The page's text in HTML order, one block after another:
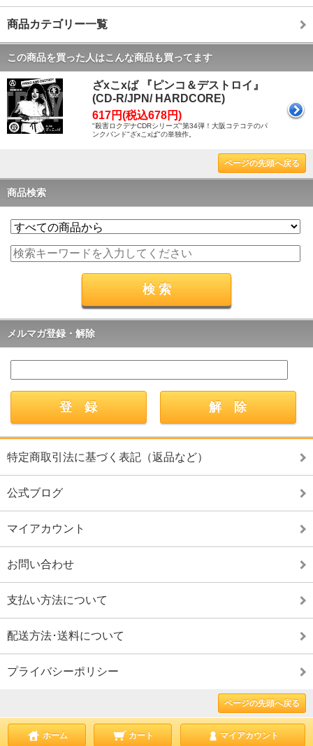
商品カテゴリー一覧
この商品を買った人はこんな商品も買ってます
ざxこxば 『ピンコ＆デストロイ』
(CD-R/JPN/ HARDCORE)
617円(税込678円)
"殺害ロクデナCDRシリーズ"第34弾！大阪コテコテのパ
ンクバンド"ざxこxば"の単独作。
ページの先頭へ戻る
商品検索
メルマガ登録・解除
特定商取引法に基づく表記（返品など）
公式ブログ
マイアカウント
お問い合わせ
支払い方法について
配送方法･送料について
プライバシーポリシー
ページの先頭へ戻る
ホーム カート マイアカウント